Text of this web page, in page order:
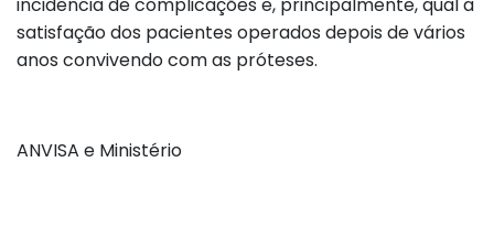
incidência de complicações e, principalmente, qual a
satisfação dos pacientes operados depois de vários
anos convivendo com as próteses.
ANVISA e Ministério